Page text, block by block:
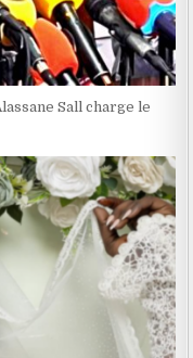
Sall charge le